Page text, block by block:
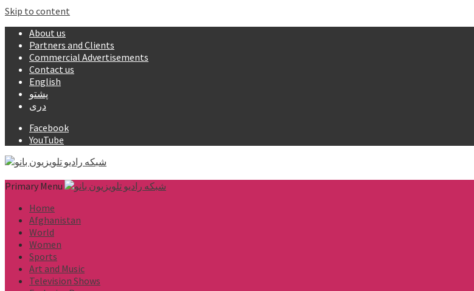
Skip to content
About us
Partners and Clients
Commercial Advertisements
Contact us
English
پشتو
دری
Facebook
YouTube
Primary Menu
Home
Afghanistan
World
Women
Sports
Art and Music
Television Shows